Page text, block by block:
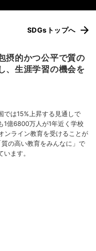
SDGsトップへ
摂的かつ公平で質の
、生涯学習の機会を
では15%上昇する見通しで
1億6800万人が1年近く学校
ンライン教育を受けることが
の高い教育をみんなに」で
ます。